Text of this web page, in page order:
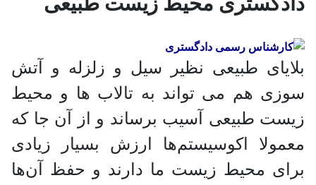
بلایای طبیعی نظیر سیل و زلزله و آتش
سوزی هم می تواند به تالاب ها و محیط
زیست طبیعی آسیب برساند و از آن جا که
معمولا اکوسیستم‌ها ارزش بسیار زیادی
برای محیط زیست ما دارند و حفظ آن‌ها